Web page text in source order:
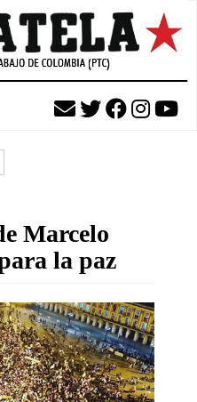
Marcelo
la paz